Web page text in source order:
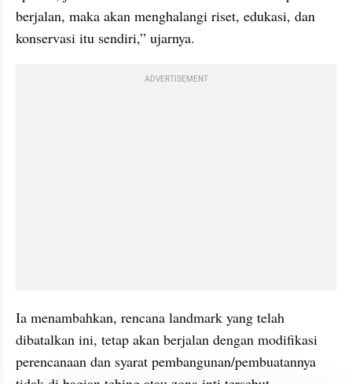
berjalan, maka akan menghalangi riset, edukasi, dan
konservasi itu sendiri,” ujarnya.
ADVERTISEMENT
Ia menambahkan, rencana landmark yang telah
dibatalkan ini, tetap akan berjalan dengan modifikasi
perencanaan dan syarat pembangunan/pembuatannya